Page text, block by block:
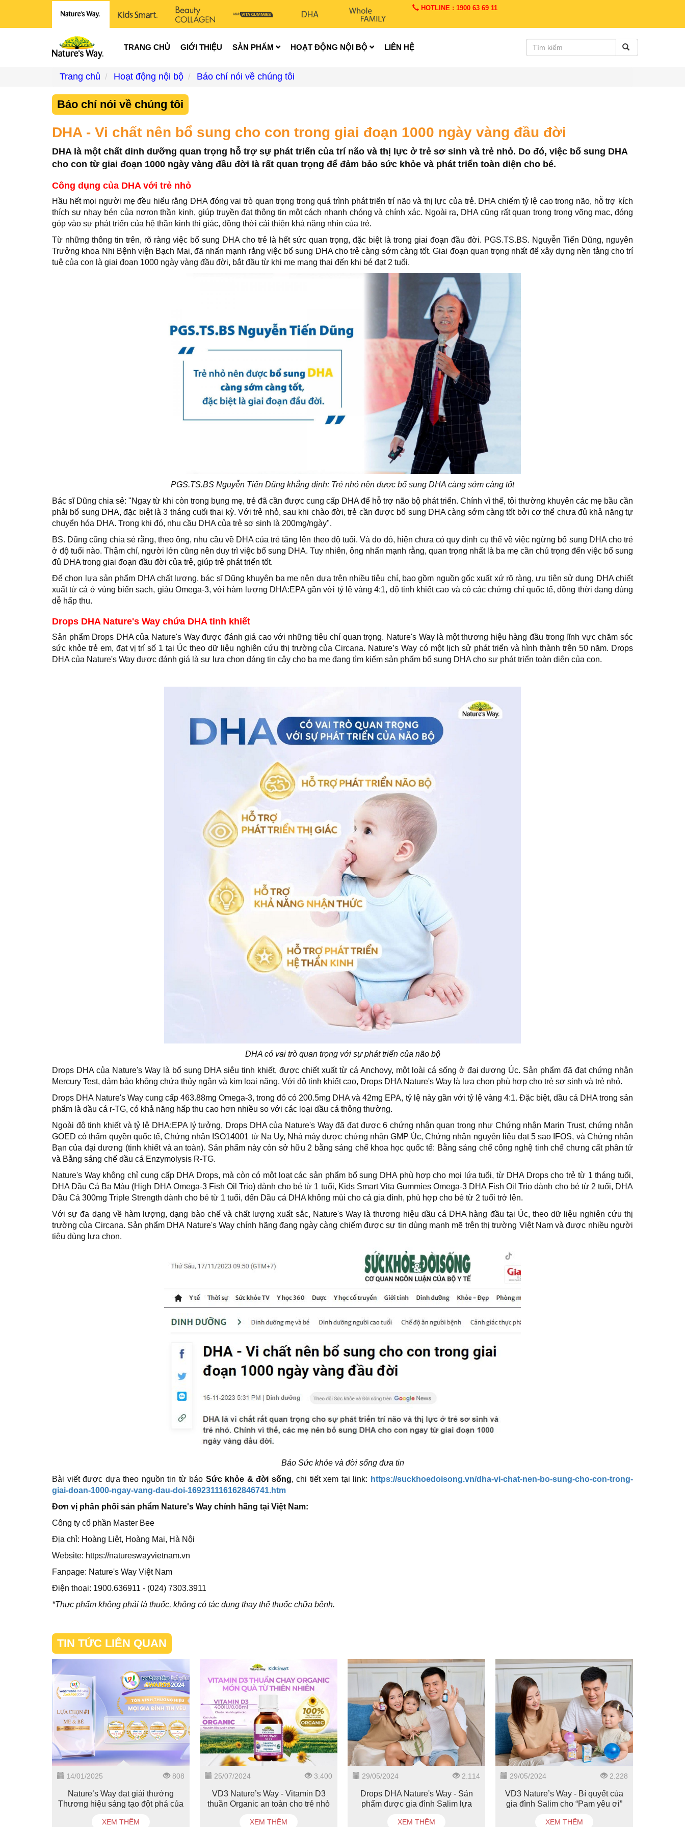
HOTLINE : 1900 63 69 11
TRANG CHỦ GIỚI THIỆU SẢN PHẨM HOẠT ĐỘNG NỘI BỘ LIÊN HỆ
Trang chủ Hoạt động nội bộ Báo chí nói về chúng tôi
Báo chí nói về chúng tôi
DHA - Vi chất nên bổ sung cho con trong giai đoạn 1000 ngày vàng đầu đời
DHA là một chất dinh dưỡng quan trọng hỗ trợ sự phát triển của trí não và thị lực ở trẻ sơ sinh và trẻ nhỏ. Do đó, việc bổ sung DHA
cho con từ giai đoạn 1000 ngày vàng đầu đời là rất quan trọng để đảm bảo sức khỏe và phát triển toàn diện cho bé.
Công dụng của DHA với trẻ nhỏ
Hầu hết mọi người mẹ đều hiểu rằng DHA đóng vai trò quan trọng trong quá trình phát triển trí não và thị lực của trẻ. DHA chiếm tỷ lệ cao trong não, hỗ trợ kích
thích sự nhạy bén của nơron thần kinh, giúp truyền đạt thông tin một cách nhanh chóng và chính xác. Ngoài ra, DHA cũng rất quan trọng trong võng mạc, đóng
góp vào sự phát triển của hệ thần kinh thị giác, đồng thời cải thiện khả năng nhìn của trẻ.
Từ những thông tin trên, rõ ràng việc bổ sung DHA cho trẻ là hết sức quan trọng, đặc biệt là trong giai đoạn đầu đời. PGS.TS.BS. Nguyễn Tiến Dũng, nguyên
Trưởng khoa Nhi Bệnh viện Bạch Mai, đã nhấn mạnh rằng việc bổ sung DHA cho trẻ càng sớm càng tốt. Giai đoạn quan trọng nhất để xây dựng nền tảng cho trí
tuệ của con là giai đoạn 1000 ngày vàng đầu đời, bắt đầu từ khi mẹ mang thai đến khi bé đạt 2 tuổi.
PGS.TS.BS Nguyễn Tiến Dũng khẳng định: Trẻ nhỏ nên được bổ sung DHA càng sớm càng tốt
Bác sĩ Dũng chia sẻ: "Ngay từ khi còn trong bụng mẹ, trẻ đã cần được cung cấp DHA để hỗ trợ não bộ phát triển. Chính vì thế, tôi thường khuyên các mẹ bầu cần
phải bổ sung DHA, đặc biệt là 3 tháng cuối thai kỳ. Với trẻ nhỏ, sau khi chào đời, trẻ cần được bổ sung DHA càng sớm càng tốt bởi cơ thể chưa đủ khả năng tự
chuyển hóa DHA. Trong khi đó, nhu cầu DHA của trẻ sơ sinh là 200mg/ngày".
BS. Dũng cũng chia sẻ rằng, theo ông, nhu cầu về DHA của trẻ tăng lên theo độ tuổi. Và do đó, hiện chưa có quy định cụ thể về việc ngừng bổ sung DHA cho trẻ
ở độ tuổi nào. Thậm chí, người lớn cũng nên duy trì việc bổ sung DHA. Tuy nhiên, ông nhấn mạnh rằng, quan trọng nhất là ba mẹ cần chú trọng đến việc bổ sung
đủ DHA trong giai đoạn đầu đời của trẻ, giúp trẻ phát triển tốt.
Để chọn lựa sản phẩm DHA chất lượng, bác sĩ Dũng khuyên ba mẹ nên dựa trên nhiều tiêu chí, bao gồm nguồn gốc xuất xứ rõ ràng, ưu tiên sử dụng DHA chiết
xuất từ cá ở vùng biển sạch, giàu Omega-3, với hàm lượng DHA:EPA gần với tỷ lệ vàng 4:1, độ tinh khiết cao và có các chứng chỉ quốc tế, đồng thời dạng dùng
dễ hấp thu.
Drops DHA Nature's Way chứa DHA tinh khiết
Sản phẩm Drops DHA của Nature's Way được đánh giá cao với những tiêu chí quan trọng. Nature's Way là một thương hiệu hàng đầu trong lĩnh vực chăm sóc
sức khỏe trẻ em, đạt vị trí số 1 tại Úc theo dữ liệu nghiên cứu thị trường của Circana. Nature’s Way có một lịch sử phát triển và hình thành trên 50 năm. Drops
DHA của Nature's Way được đánh giá là sự lựa chọn đáng tin cậy cho ba mẹ đang tìm kiếm sản phẩm bổ sung DHA cho sự phát triển toàn diện của con.
DHA có vai trò quan trọng với sự phát triển của não bộ
Drops DHA của Nature's Way là bổ sung DHA siêu tinh khiết, được chiết xuất từ cá Anchovy, một loài cá sống ở đại dương Úc. Sản phẩm đã đạt chứng nhận
Mercury Test, đảm bảo không chứa thủy ngân và kim loại nặng. Với độ tinh khiết cao, Drops DHA Nature's Way là lựa chọn phù hợp cho trẻ sơ sinh và trẻ nhỏ.
Drops DHA Nature's Way cung cấp 463.88mg Omega-3, trong đó có 200.5mg DHA và 42mg EPA, tỷ lệ này gần với tỷ lệ vàng 4:1. Đặc biệt, dầu cá DHA trong sản
phẩm là dầu cá r-TG, có khả năng hấp thu cao hơn nhiều so với các loại dầu cá thông thường.
Ngoài độ tinh khiết và tỷ lệ DHA:EPA lý tưởng, Drops DHA của Nature's Way đã đạt được 6 chứng nhận quan trọng như Chứng nhận Marin Trust, chứng nhận
GOED có thẩm quyền quốc tế, Chứng nhận ISO14001 từ Na Uy, Nhà máy được chứng nhận GMP Úc, Chứng nhận nguyên liệu đạt 5 sao IFOS, và Chứng nhận
Bạn của đại dương (tinh khiết và an toàn). Sản phẩm này còn sở hữu 2 bằng sáng chế khoa học quốc tế: Bằng sáng chế công nghệ tinh chế chưng cất phân tử
và Bằng sáng chế dầu cá Enzymolysis R-TG.
Nature's Way không chỉ cung cấp DHA Drops, mà còn có một loạt các sản phẩm bổ sung DHA phù hợp cho mọi lứa tuổi, từ DHA Drops cho trẻ từ 1 tháng tuổi,
DHA Dầu Cá Ba Màu (High DHA Omega-3 Fish Oil Trio) dành cho bé từ 1 tuổi, Kids Smart Vita Gummies Omega-3 DHA Fish Oil Trio dành cho bé từ 2 tuổi, DHA
Dầu Cá 300mg Triple Strength dành cho bé từ 1 tuổi, đến Dầu cá DHA không mùi cho cả gia đình, phù hợp cho bé từ 2 tuổi trở lên.
Với sự đa dạng về hàm lượng, dạng bào chế và chất lượng xuất sắc, Nature's Way là thương hiệu dầu cá DHA hàng đầu tại Úc, theo dữ liệu nghiên cứu thị
trường của Circana. Sản phẩm DHA Nature's Way chính hãng đang ngày càng chiếm được sự tin dùng mạnh mẽ trên thị trường Việt Nam và được nhiều người
tiêu dùng lựa chọn.
Báo Sức khỏe và đời sống đưa tin
Bài viết được dựa theo nguồn tin từ báo Sức khỏe & đời sống, chi tiết xem tại link: https://suckhoedoisong.vn/dha-vi-chat-nen-bo-sung-cho-con-trong-
giai-doan-1000-ngay-vang-dau-doi-169231116162846741.htm
Đơn vị phân phối sản phẩm Nature's Way chính hãng tại Việt Nam:
Công ty cổ phần Master Bee
Địa chỉ: Hoàng Liệt, Hoàng Mai, Hà Nội
Website: https://natureswayvietnam.vn
Fanpage: Nature's Way Việt Nam
Điện thoại: 1900.636911 - (024) 7303.3911
*Thực phẩm không phải là thuốc, không có tác dụng thay thế thuốc chữa bệnh.
TIN TỨC LIÊN QUAN
14/01/2025 808
Nature’s Way đạt giải thưởng
Thương hiệu sáng tạo đột phá của
XEM THÊM
25/07/2024 3.400
VD3 Nature’s Way - Vitamin D3
thuần Organic an toàn cho trẻ nhỏ
XEM THÊM
29/05/2024 2.114
Drops DHA Nature's Way - Sản
phẩm được gia đình Salim lựa
XEM THÊM
29/05/2024 2.228
VD3 Nature’s Way - Bí quyết của
gia đình Salim cho “Pam yêu ơi”
XEM THÊM